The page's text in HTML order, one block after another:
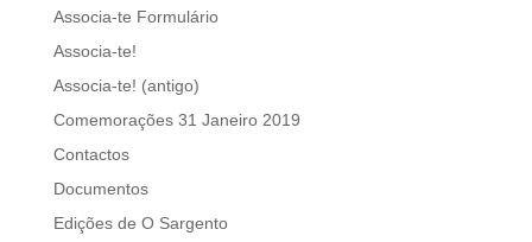
Associa-te Formulário
Associa-te!
Associa-te! (antigo)
Comemorações 31 Janeiro 2019
Contactos
Documentos
Edições de O Sargento